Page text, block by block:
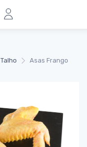
Talho Asas Frango